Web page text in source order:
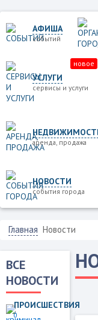
АФИША
событий
УСЛУГИ
сервисы и услуги
новое
аренда, продажа
НОВОСТИ
события города
Главная Новости
ВСЕ
НОВОСТИ
ПРОИСШЕСТВИЯ
0